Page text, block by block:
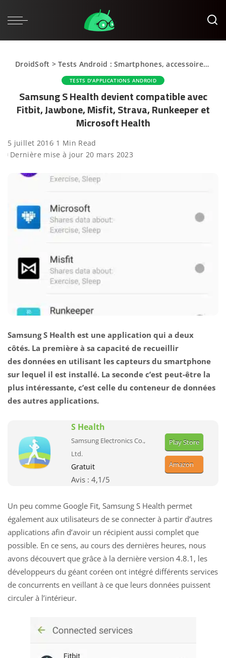
DroidSoft >Tests Android : Smartphones, accessoires et applications
TESTS D'APPLICATIONS ANDROID
Samsung S Health devient compatible avec
Fitbit, Jawbone, Misfit, Strava, Runkeeper et
Microsoft Health
5 juillet 2016 1 Min Read
Dernière mise à jour 20 mars 2023
Samsung S Health est une application qui a deux
côtés. La première à sa capacité de recueillir
des données en utilisant les capteurs du smartphone
sur lequel il est installé. La seconde c’est peut-être la
plus intéressante, c’est celle du conteneur de données
des autres applications.
S Health
Samsung Electronics Co.,
Ltd.
Gratuit
Avis : 4,1/5
Play Store
Amazon
Un peu comme Google Fit, Samsung S Health permet
également aux utilisateurs de se connecter à partir d’autres
applications afin d’avoir un récipient aussi complet que
possible. En ce sens, au cours des dernières heures, nous
avons découvert que grâce à la dernière version 4.8.1, les
développeurs du géant coréen ont intégré différents services
de concurrents en veillant à ce que leurs données puissent
circuler à l’intérieur.